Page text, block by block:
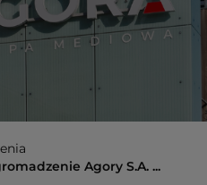
Agory S.A. ...